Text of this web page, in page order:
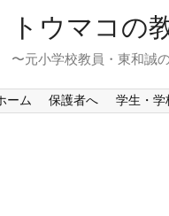
トウマコの
〜元小学校教員・東和誠
ーム 保護者へ 学生・学